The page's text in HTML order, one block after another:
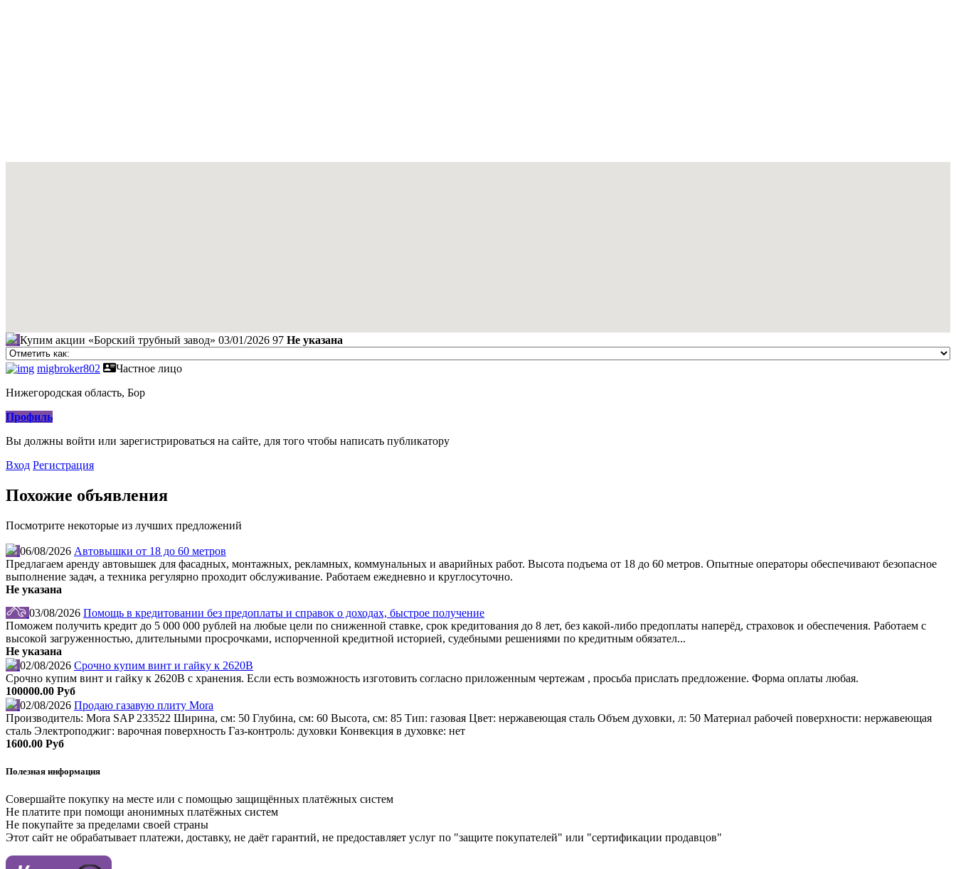
Купим акции «Борский трубный завод» 03/01/2026 97 Не указана
migbroker802
Частное лицо
Нижегородская область, Бор
Профиль
Вы должны войти или зарегистрироваться на сайте, для того чтобы написать публикатору
Вход Регистрация
Похожие объявления
Посмотрите некоторые из лучших предложений
06/08/2026 Автовышки от 18 до 60 метров
Предлагаем аренду автовышек для фасадных, монтажных, рекламных, коммунальных и аварийных работ. Высота подъема от 18 до 60 метров. Опытные операторы обеспечивают безопасное
выполнение задач, а техника регулярно проходит обслуживание. Работаем ежедневно и круглосуточно.
Не указана
03/08/2026 Помощь в кредитовании без предоплаты и справок о доходах, быстрое получение
Поможем получить кредит до 5 000 000 рублей на любые цели по сниженной ставке, срок кредитования до 8 лет, без какой-либо предоплаты наперёд, страховок и обеспечения. Работаем с
высокой загруженностью, длительными просрочками, испорченной кредитной историей, судебными решениями по кредитным обязател...
Не указана
02/08/2026 Срочно купим винт и гайку к 2620В
Срочно купим винт и гайку к 2620В с хранения. Если есть возможность изготовить согласно приложенным чертежам , просьба прислать предложение. Форма оплаты любая.
100000.00 Руб
02/08/2026 Продаю газавую плиту Mora
Производитель: Mora SAP 233522 Ширина, см: 50 Глубина, см: 60 Высота, см: 85 Тип: газовая Цвет: нержавеющая сталь Объем духовки, л: 50 Материал рабочей поверхности: нержавеющая
сталь Электроподжиг: варочная поверхность Газ-контроль: духовки Конвекция в духовке: нет
1600.00 Руб
Полезная информация
Совершайте покупку на месте или с помощью защищённых платёжных систем
Не платите при помощи анонимных платёжных систем
Не покупайте за пределами своей страны
Этот сайт не обрабатывает платежи, доставку, не даёт гарантий, не предоставляет услуг по "защите покупателей" или "сертификации продавцов"